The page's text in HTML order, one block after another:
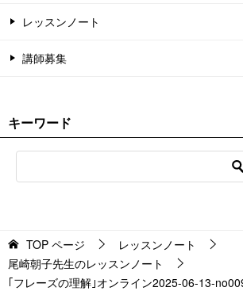
レッスンノート
講師募集
キーワード
TOP ページ
レッスンノート
尾崎朝子先生のレッスンノート
｢フレーズの理解｣オンライン2025-06-13-